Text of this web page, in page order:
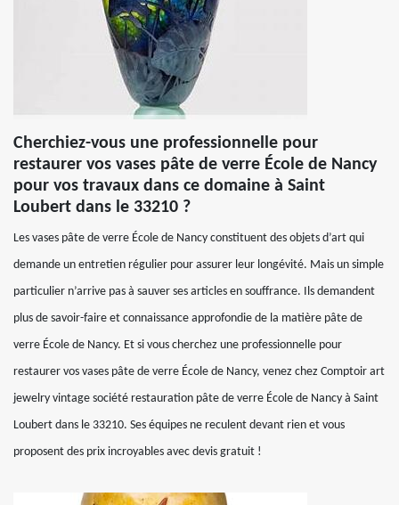
Cherchiez-vous une professionnelle pour
restaurer vos vases pâte de verre École de Nancy
pour vos travaux dans ce domaine à Saint
Loubert dans le 33210 ?
Les vases pâte de verre École de Nancy constituent des objets d’art qui
demande un entretien régulier pour assurer leur longévité. Mais un simple
particulier n’arrive pas à sauver ses articles en souffrance. Ils demandent
plus de savoir-faire et connaissance approfondie de la matière pâte de
verre École de Nancy. Et si vous cherchez une professionnelle pour
restaurer vos vases pâte de verre École de Nancy, venez chez Comptoir art
jewelry vintage société restauration pâte de verre École de Nancy à Saint
Loubert dans le 33210. Ses équipes ne reculent devant rien et vous
proposent des prix incroyables avec devis gratuit !